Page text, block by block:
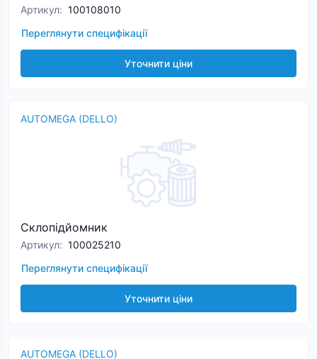
Артикул: 100108010
Переглянути специфікації
Уточнити ціни
AUTOMEGA (DELLO)
Склопідйомник
Артикул: 100025210
Переглянути специфікації
Уточнити ціни
AUTOMEGA (DELLO)